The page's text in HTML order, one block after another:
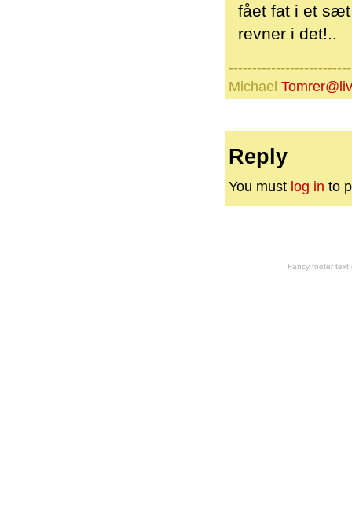
fået fat i et sæt
revner i det!..
Michael
Reply
You must log in to
Fancy footer